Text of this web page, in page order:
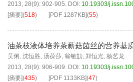
2013, 28(9): 902-905. DOI: 10.19303/
[摘要](518) [PDF 1287KB](55)
油茶枝液体培养茶薪菇菌丝的营养基
吴俐 , 沈恒胜, 汤葆莎, 翁敏劼, 郑恒光, 杨艺龙
2013, 28(9): 906-909. DOI: 10.19303/
[摘要](435) [PDF 1133KB](47)